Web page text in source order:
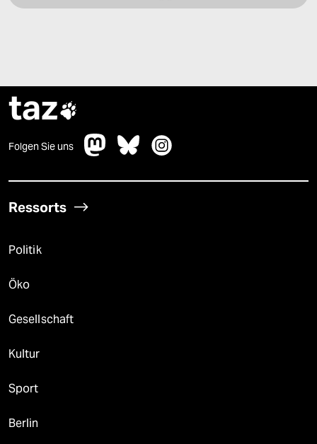
taz
Folgen Sie uns
Ressorts
Politik
Öko
Gesellschaft
Kultur
Sport
Berlin